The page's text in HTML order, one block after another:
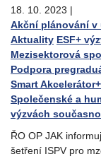
18. 10. 2023 |
Akční plánování v
Aktuality ESF+
Mezisektorová
Podpora
Smart
Společenské a
výzvách
ŘO OP JAK
šetření ISPV pro